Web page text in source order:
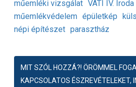
műemléki vizsgálat VÁTI IV. Iroda
műemlékvédelem épületkép
népi építészet parasztház
MIT SZÓL HOZZÁ?! ÖRÖMMEL
KAPCSOLATOS ÉSZREVÉTELEKET,